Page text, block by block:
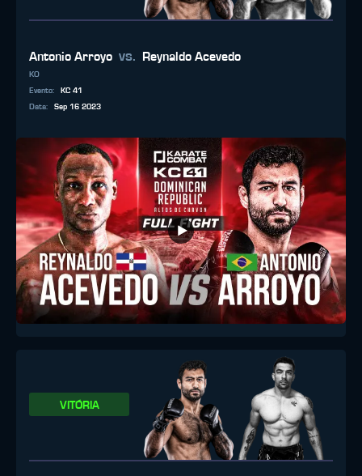
Antonio Arroyo vs. Reynaldo Acevedo
KO
Evento:
KC 41
Data: Sep 16 2023
VITÓRIA